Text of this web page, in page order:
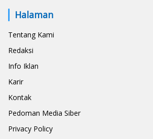
Halaman
Tentang Kami
Redaksi
Info Iklan
Karir
Kontak
Pedoman Media Siber
Privacy Policy